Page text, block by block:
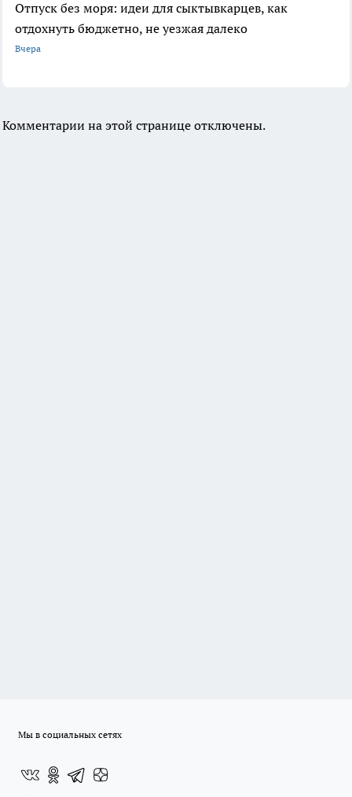
Отпуск без моря: идеи для сыктывкарцев, как
отдохнуть бюджетно, не уезжая далеко
Вчера
Комментарии на этой странице отключены.
Мы в социальных сетях